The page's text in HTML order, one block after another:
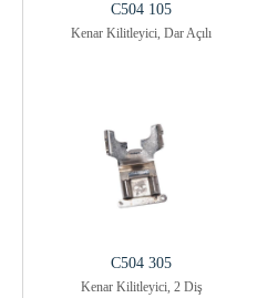
C504 105
Kenar Kilitleyici, Dar Açılı
C504 305
Kenar Kilitleyici, 2 Diş